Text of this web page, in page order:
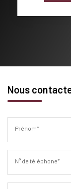
Nous
Prénom*
N° de téléphone*